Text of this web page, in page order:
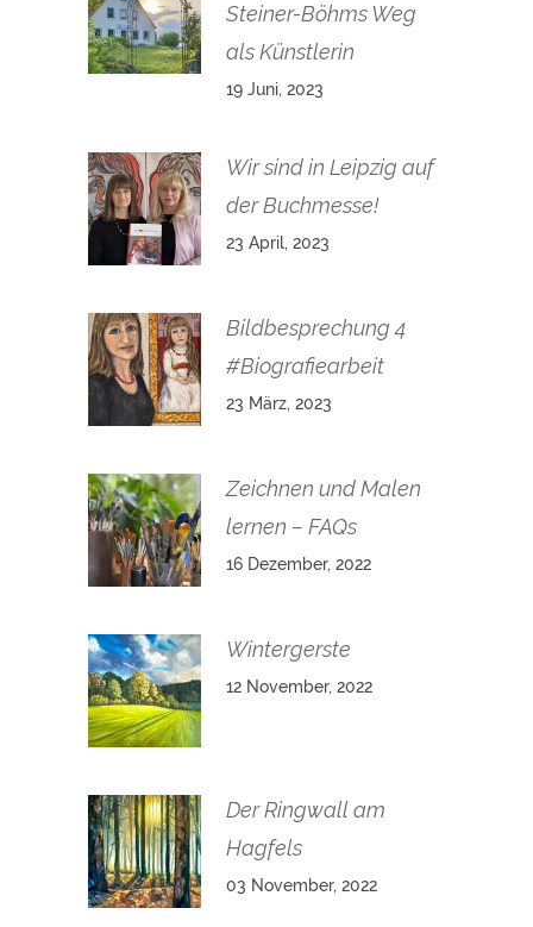
Steiner-Böhms Weg
als Künstlerin
19 Juni, 2023
Wir sind in Leipzig auf
der Buchmesse!
23 April, 2023
Bildbesprechung 4
#Biografiearbeit
23 März, 2023
Zeichnen und Malen
lernen – FAQs
16 Dezember, 2022
Wintergerste
12 November, 2022
Der Ringwall am
Hagfels
03 November, 2022